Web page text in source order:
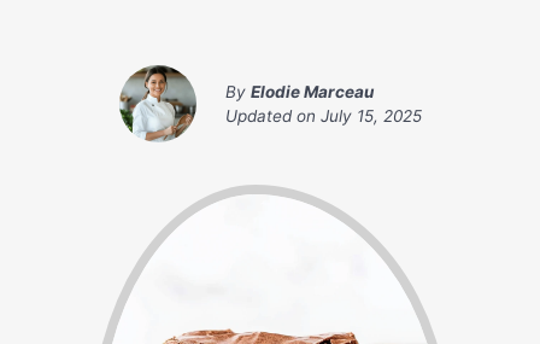
By Elodie Marceau
Updated on July 15, 2025